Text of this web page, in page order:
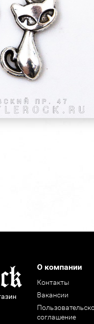
О компании
Контакты
Вакансии
соглашение